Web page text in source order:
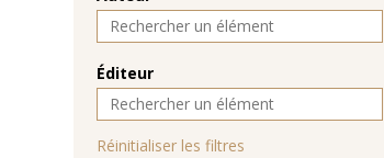
Éditeur
Réinitialiser les filtres